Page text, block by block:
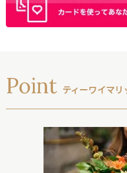
Point ティーワイマリ